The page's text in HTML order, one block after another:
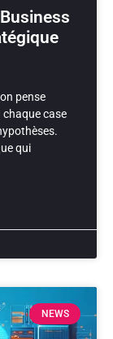
pense
case
qui
NEWS